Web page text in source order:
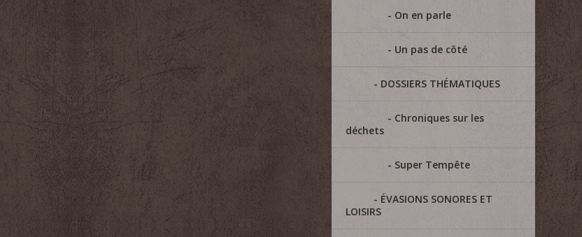
On en parle
Un pas de côté
DOSSIERS THÉMATIQUES
Chroniques sur les
déchets
Super Tempête
ÉVASIONS SONORES ET
LOISIRS